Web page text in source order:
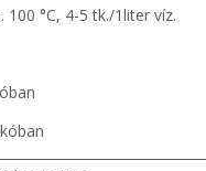
100 °C, 4-5 tk./1liter víz.